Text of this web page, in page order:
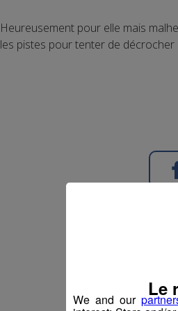
Heureusement pour elle mais
les pistes pour tenter de décrocher
We and our Le